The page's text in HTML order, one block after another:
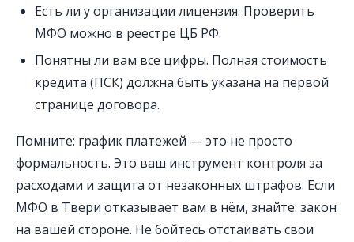
Есть ли у организации лицензия. Проверить
МФО можно в реестре ЦБ РФ.
Понятны ли вам все цифры. Полная стоимость
кредита (ПСК) должна быть указана на первой
странице договора.
Помните: график платежей — это не просто
формальность. Это ваш инструмент контроля за
расходами и защита от незаконных штрафов. Если
МФО в Твери отказывает вам в нём, знайте: закон
на вашей стороне. Не бойтесь отстаивать свои